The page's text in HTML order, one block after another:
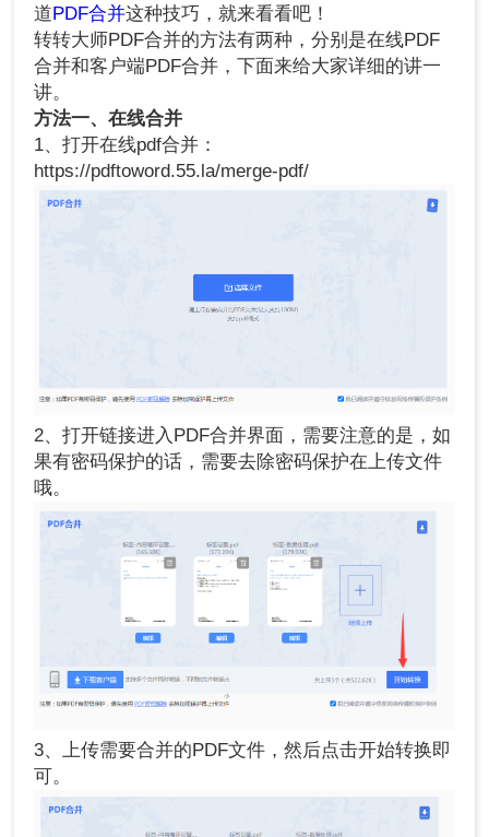
道 PDF合并这种技巧，就来看看吧！
转转大师PDF合并的方法有两种，分别是在线PDF
合并和客户端PDF合并，下面来给大家详细的讲一
讲。
方法一、在线合并
1、打开在线pdf合并：
https://pdftoword.55.la/merge-pdf/
2、打开链接进入PDF合并界面，需要注意的是，如
果有密码保护的话，需要去除密码保护在上传文件
哦。
3、上传需要合并的PDF文件，然后点击开始转换即
可。